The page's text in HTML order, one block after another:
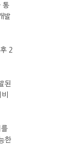
통
발
2
된
한